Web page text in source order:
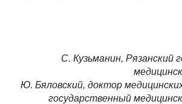
С. Кузьманин, Рязанский
Ю. Бяловский, доктор
государственный